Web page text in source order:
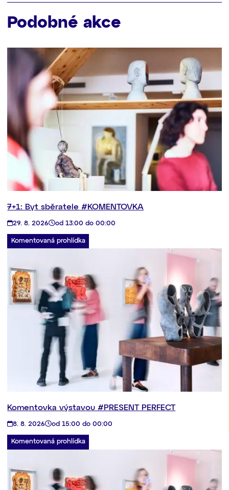
Podobné akce
7+1: Byt sběratele #KOMENTOVKA
29. 8. 2026 od 13:00 do 00:00
Komentovaná prohlídka
Komentovka výstavou #PRESENT PERFECT
8. 8. 2026 od 15:00 do 00:00
Komentovaná prohlídka